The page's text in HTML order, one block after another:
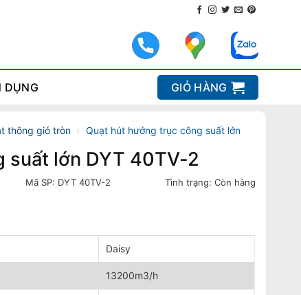
DỤNG GIỎ HÀNG
thông gió tròn › Quạt hút hướng trục công suất lớn
suất lớn DYT 40TV-2
Mã SP: DYT 40TV-2 Tình trạng:Còn hàng
Daisy
13200m3/h